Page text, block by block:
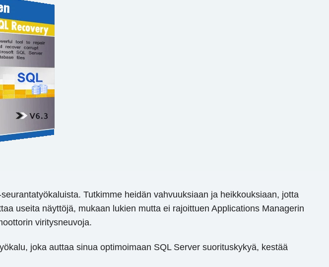
Tutkimme heidän vahvuuksiaan ja heikkouksiaan, jotta
useita näyttöjä, mukaan lukien mutta ei rajoittuen Applications Managerin
viritysneuvoja.
joka auttaa sinua optimoimaan SQL Server suorituskykyä, kestää